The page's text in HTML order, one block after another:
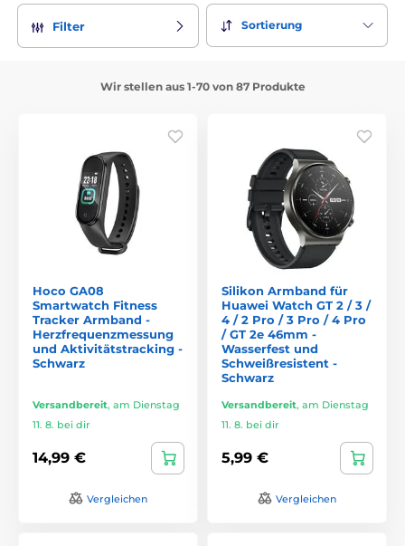
Filter Sortierung
Wir stellen aus 1-70 von 87 Produkte
Hoco GA08
Smartwatch Fitness
Tracker Armband -
Herzfrequenzmessung
und Aktivitätstracking -
Schwarz
Versandbereit, am Dienstag
11. 8. bei dir
14,99 €
Vergleichen
Silikon Armband für
Huawei Watch GT 2 / 3 /
4 / 2 Pro / 3 Pro / 4 Pro
/ GT 2e 46mm -
Wasserfest und
Schweißresistent -
Schwarz
Versandbereit, am Dienstag
11. 8. bei dir
5,99 €
Vergleichen